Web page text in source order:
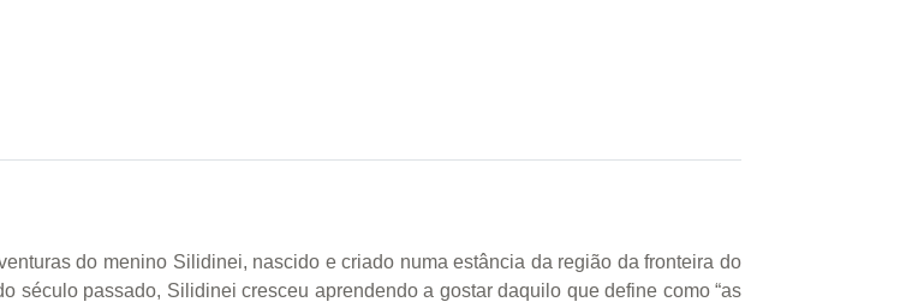
do menino Silidinei, nascido e criado numa estância da região da fronteira do
século passado, Silidinei cresceu aprendendo a gostar daquilo que define como “as